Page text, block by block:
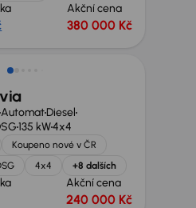
Akční cena
380 000 Kč
000 Kč
AutomatDiesel
135 kW4x4
Koupeno nové v ČR
4x4 +8 dalších
Akční cena
240 000 Kč